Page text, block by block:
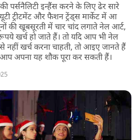
पर्सनैलिटी इन्हैंस करने के लिए ढेर सारे
ट्रीटमेंट और फैशन ट्रेंड्स मार्केट में आ
की खूबसूरती में चार चांद लगाते नेल आर्ट,
खर्च हो जाते हैं। तो यदि आप भी नेल
नहीं खर्च करना चाहती, तो आइए जानते हैं
अपना यह शौक पूरा कर सकती हैं।